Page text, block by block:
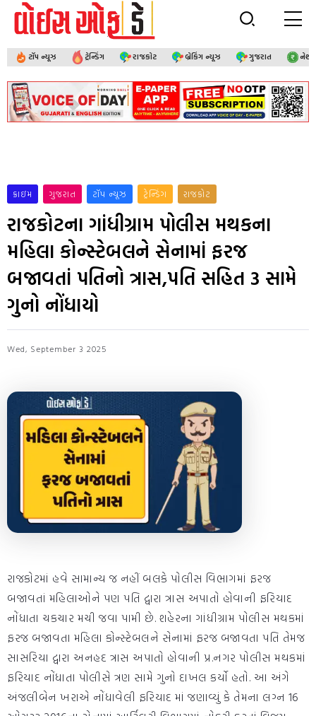
ટૉપ ન્યૂઝ ટ્રેન્ડિંગ રાજકોટ બ્રેકિંગ ન્યૂઝ ગુજરાત
ક્રાઇમ ગુજરાત ટૉપ ન્યૂઝ ટ્રેન્ડિંગ રાજકોટ
રાજકોટના ગાંધીગ્રામ પોલીસ મથકના
મહિલા કોન્સ્ટેબલને સેનામાં ફરજ
બજાવતાં પતિનો ત્રાસ,પતિ સહિત 3 સામે
ગુનો નોંધાયો
Wed, September 3 2025
રાજકોટમાં હવે સામાન્ય જ નહીં બલકે પોલીસ વિભાગમાં ફરજ
બજાવતાં મહિલાઓને પણ પતિ દ્વારા ત્રાસ અપાતો હોવાની ફરિયાદ
નોંધાતા ચકચાર મચી જવા પામી છે. શહેરના ગાંધીગ્રામ પોલીસ મથકમાં
ફરજ બજાવતા મહિલા કોન્સ્ટેબલને સેનામાં ફરજ બજાવતા પતિ તેમજ
સાસરિયા દ્વારા અનહદ ત્રાસ અપાતો હોવાની પ્ર.નગર પોલીસ મથકમાં
ફરિયાદ નોંધાતા પોલીસે ત્રણ સામે ગુનો દાખલ કર્યો હતો. આ અંગે
અંજલીબેન ખરાએ નોંધાવેલી ફરિયાદ માં જણાવ્યું કે તેમના લગ્ન 16